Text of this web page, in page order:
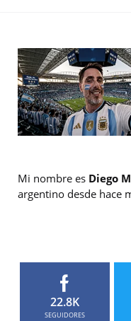
Mi nombre es Diego
argentino desde hace
22.8K
SEGUIDORES